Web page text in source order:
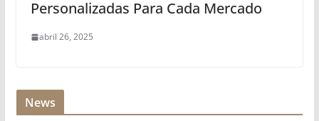
Personalizadas Para Cada Mercado
abril 26, 2025
News